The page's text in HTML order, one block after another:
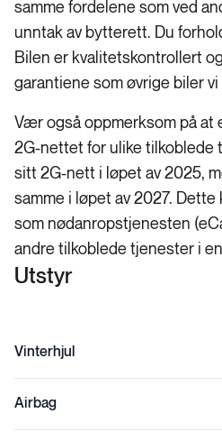
samme fordelene som ved
unntak av bytterett. Du
Bilen er kvalitetskontrollert
garantiene som øvrige biler vi
Vær også oppmerksom på at
2G-nettet for ulike tilkoblede
sitt 2G-nett i løpet av 2025,
samme i løpet av 2027.
som nødanropstjenesten
andre tilkoblede tjenester i
Utstyr
Vinterhjul
Airbag